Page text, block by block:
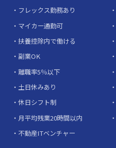
フレックス勤務あり
マイカー通勤可
扶養控除内で働ける
副業OK
離職率5％以下
土日休みあり
休日シフト制
月平均残業20時間以内
不動産ITベンチャー